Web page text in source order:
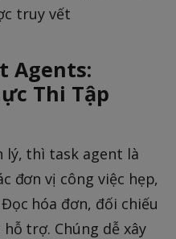
truy vết
Agents:
Thi Tập
lý, thì task agent là
đơn vị công việc hẹp,
hóa đơn, đối chiếu
trợ. Chúng dễ xây